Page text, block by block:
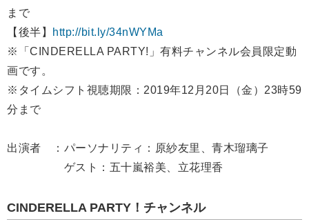
まで
【後半】
http://bit.ly/34nWYMa
※「CINDERELLA PARTY!」有料チャンネル会員限定動
画です。
※タイムシフト視聴期限：2019年12月20日（金）23時59
分まで
出演者 ：パーソナリティ：原紗友里、青木瑠璃子
ゲスト：五十嵐裕美、立花理香
CINDERELLA PARTY！チャンネル